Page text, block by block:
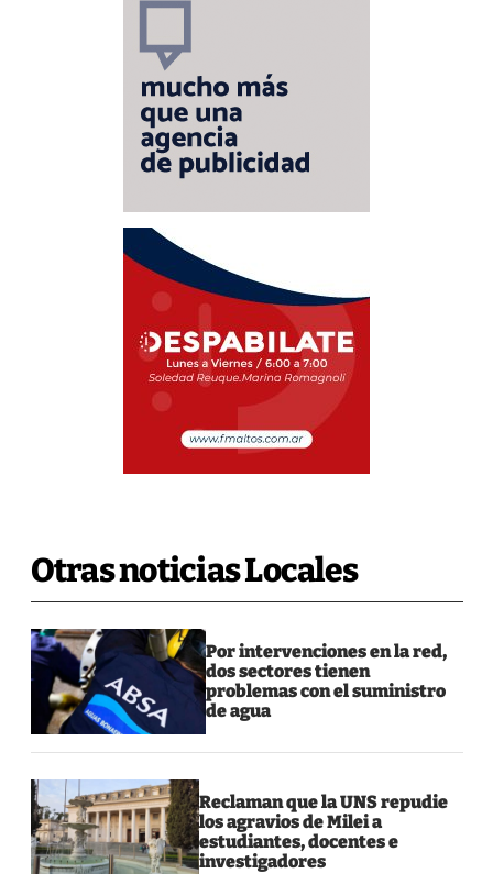
Otras noticias Locales
Por intervenciones en la red,
dos sectores tienen
problemas con el suministro
de agua
Reclaman que la UNS repudie
los agravios de Milei a
estudiantes, docentes e
investigadores